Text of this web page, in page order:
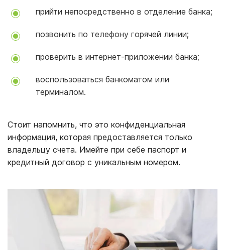
прийти непосредственно в отделение банка;
позвонить по телефону горячей линии;
проверить в интернет-приложении банка;
воспользоваться банкоматом или
терминалом.
Стоит напомнить, что это конфиденциальная
информация, которая предоставляется только
владельцу счета. Имейте при себе паспорт и
кредитный договор с уникальным номером.